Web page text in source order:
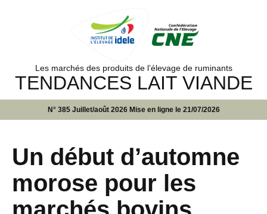
Les marchés des produits de l’élevage de ruminants
TENDANCES LAIT VIANDE
N° 385 Juillet/août 2026 Mise en ligne le 21/07/2026
Un début d’automne
morose pour les